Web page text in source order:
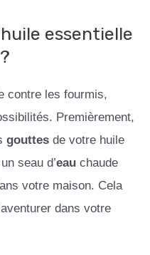
essentielle
contre les fourmis,
Premièrement,
gouttes de votre huile
seau d’eau chaude
votre maison. Cela
dans votre